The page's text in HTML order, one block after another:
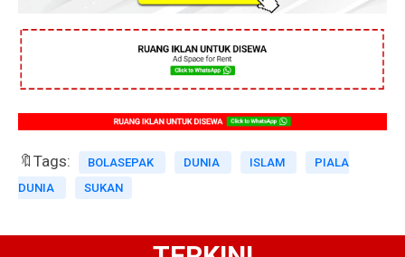
🔖Tags: BOLASEPAK DUNIA ISLAM
PIALA
DUNIA
SUKAN